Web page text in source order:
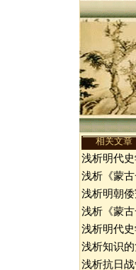
相关文章
浅析明代
浅析《蒙
浅析明朝
浅析《蒙
浅析明代
浅析知识
浅析抗日